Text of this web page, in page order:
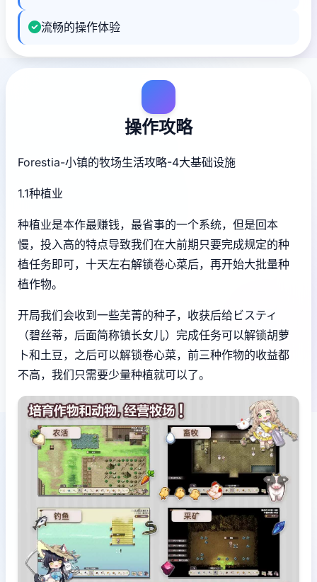
流畅的操作体验
操作攻略
Forestia-小镇的牧场生活攻略-4大基础设施
1.1种植业
种植业是本作最赚钱，最省事的一个系统，但是回本
慢，投入高的特点导致我们在大前期只要完成规定的种
植任务即可，十天左右解锁卷心菜后，再开始大批量种
植作物。
开局我们会收到一些芜菁的种子，收获后给ビスティ
（碧丝蒂，后面简称镇长女儿）完成任务可以解锁胡萝
卜和土豆，之后可以解锁卷心菜，前三种作物的收益都
不高，我们只需要少量种植就可以了。